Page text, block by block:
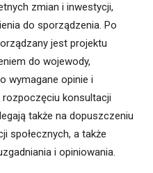
zmian i inwestycji,
do sporządzenia. Po
jest projektu
do wojewody,
wymagane opinie i
rozpoczęciu konsultacji
także na dopuszczeniu
społecznych, a także
i opiniowania.